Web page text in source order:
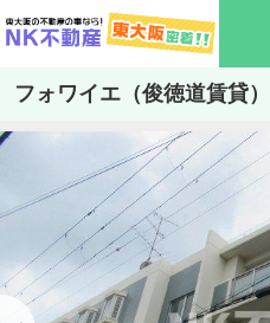
フォワイエ（俊徳道賃貸